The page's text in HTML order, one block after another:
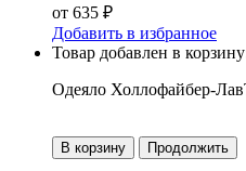
от 635 ₽
Добавить в избранное
Товар добавлен в
Одеяло Холлофайбер-
В корзину Продолжить